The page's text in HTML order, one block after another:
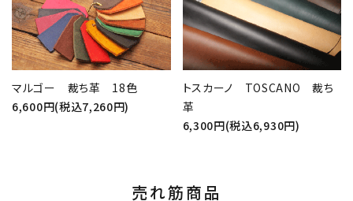
マルゴー 裁ち革 18色
6,600円(税込7,260円)
トスカーノ TOSCANO 裁ち
革
6,300円(税込6,930円)
売れ筋商品